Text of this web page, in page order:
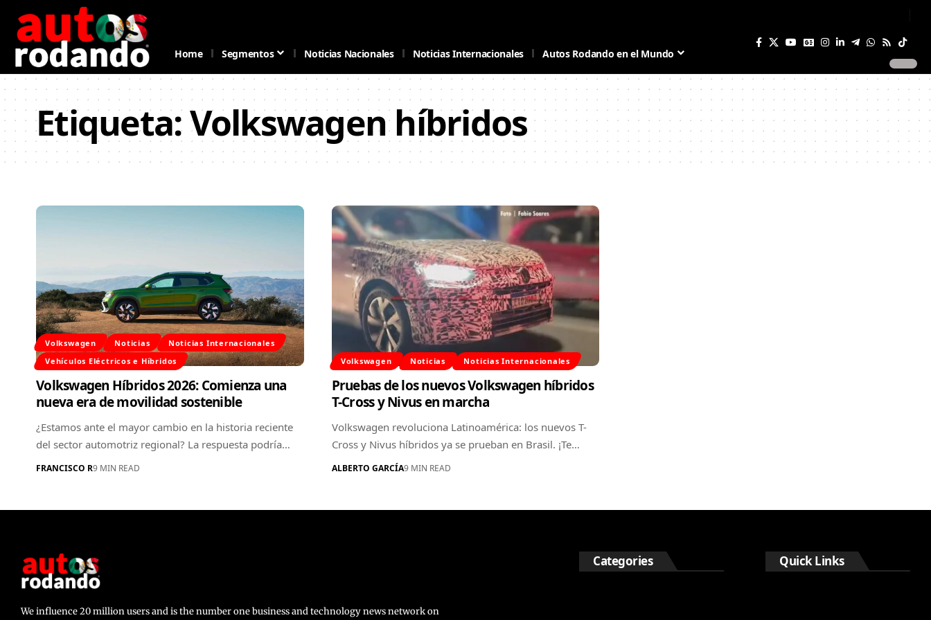
Home Segmentos Noticias Nacionales Noticias Internacionales Autos Rodando en el Mundo
Etiqueta:Volkswagen híbridos
Volkswagen Noticias
Noticias Internacionales
Vehículos Eléctricos e Híbridos
Volkswagen Híbridos 2026: Comienza una
nueva era de movilidad sostenible
¿Estamos ante el mayor cambio en la historia reciente
del sector automotriz regional? La respuesta podría…
FRANCISCO R9 MIN READ
Volkswagen Noticias Noticias Internacionales
Pruebas de los nuevos Volkswagen híbridos
T-Cross y Nivus en marcha
Volkswagen revoluciona Latinoamérica: los nuevos T-
Cross y Nivus híbridos ya se prueban en Brasil. ¡Te…
ALBERTO GARCÍA9 MIN READ
We influence 20 million users and is the number one business and technology news network on
Categories Quick Links